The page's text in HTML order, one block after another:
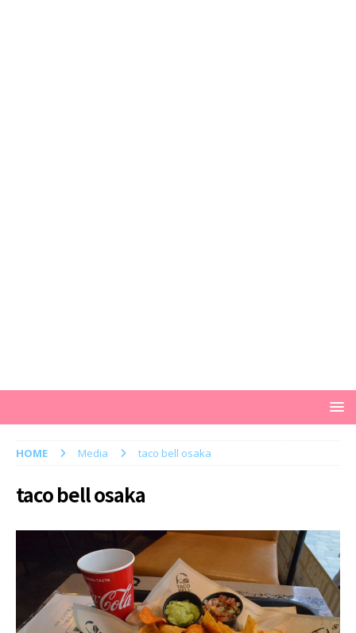
HOME Media taco bell osaka
taco bell osaka